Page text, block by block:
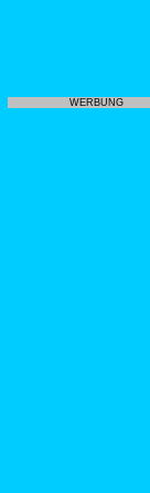
WERBUNG